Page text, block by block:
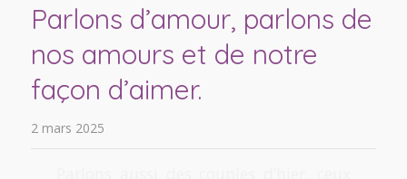
Parlons d’amour, parlons de
nos amours et de notre
façon d’aimer.
2 mars 2025